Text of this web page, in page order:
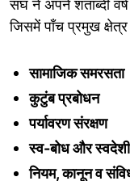
संघ ने अपने शताब्दी
जिसमें पाँच प्रमुख
सामाजिक समरसता
कुटुंब प्रबोधन
पर्यावरण संरक्षण
स्व-बोध और स्वदेशी
नियम, कानून व